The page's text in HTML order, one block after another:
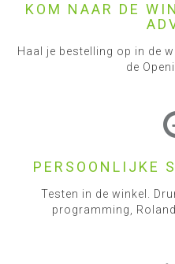
KOM NAAR DE
Haal je bestelling op in de
de
PERSOONLIJKE
Testen in de winkel.
programming,